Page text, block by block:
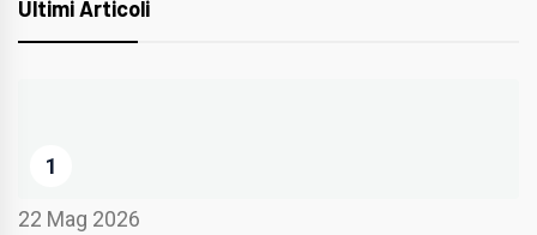
Ultimi Articoli
1
22 Mag 2026